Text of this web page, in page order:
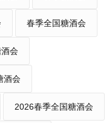
春季全国糖酒会
会
酒会
2026春季全国糖酒会